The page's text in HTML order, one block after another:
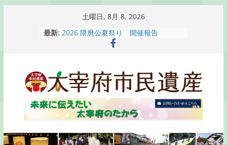
プ
土曜日, 8月 8, 2026
最新: 2026 隈麿公夏祭り 開催報告
通古賀歴史勉強会が開催されます
梅香苑夏まつり子どもみこし開催のお
知らせ
木うそ絵付け体験のお知らせ